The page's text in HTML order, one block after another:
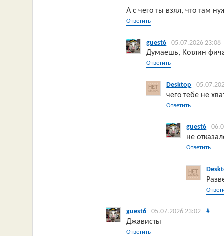
А с чего ты взял, что там
Ответить
guest6 05.07.2026 23:08
Думаешь, Котлин
Ответить
Desktop
чего тебе не
Ответить
guest6
не
Ответить
guest6 05.07.2026 23:02 #
Джависты
Ответить